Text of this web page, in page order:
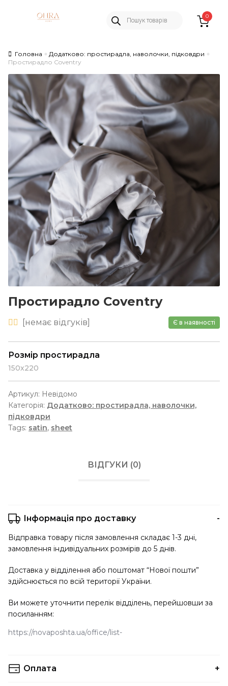
Пошук
товарів
0
Головна
Додатково: простирадла, наволочки, підковдри
Простирадло Coventry
Простирадло Coventry
[немаєвідгуків] Є в наявності
Розмір простирадла
150х220
Артикул: Невідомо
Категорія: Додатково: простирадла, наволочки,
підковдри
Tags: satin, sheet
ВІДГУКИ (0)
Інформація про доставку
Відправка товару після замовлення складає 1-3 дні,
замовлення індивідуальних розмірів до 5 днів.
Доставка у відділення або поштомат “Нової пошти”
здійснюється по всій території України.
Ви можете уточнити перелік відділень, перейшовши за
посиланням:
https://novaposhta.ua/office/list
Оплата